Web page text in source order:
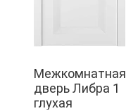
Межкомнатная
дверь Либра 1
глухая